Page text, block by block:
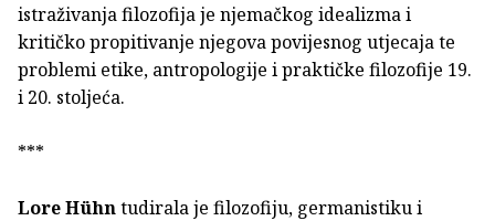
istraživanja filozofija je njemačkog idealizma i
kritičko propitivanje njegova povijesnog utjecaja te
problemi etike, antropologije i praktičke filozofije 19.
i 20. stoljeća.
***
Lore Hühntudirala je filozofiju, germanistiku i